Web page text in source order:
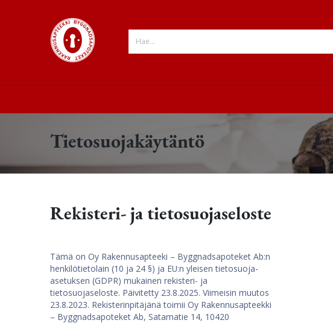
Tietosuojakäytäntö
Rekisteri- ja tietosuojaseloste
Tämä on Oy Rakennusapteeki – Byggnadsapoteket Ab:n
henkilötietolain (10 ja 24 §) ja EU:n yleisen tietosuoja-
asetuksen (GDPR) mukainen rekisteri- ja
tietosuojaseloste. Päivitetty 23.8.2025. Viimeisin muutos
23.8.2023. Rekisterinpitäjänä toimii Oy Rakennusapteekki
– Byggnadsapoteket Ab, Satamatie 14, 10420